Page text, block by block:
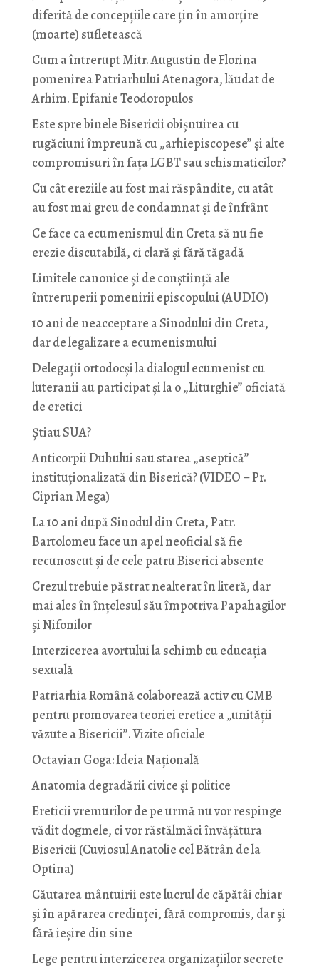
diferită de concepțiile care țin în amorțire
(moarte) sufletească
Cum a întrerupt Mitr. Augustin de Florina
pomenirea Patriarhului Atenagora, lăudat de
Arhim. Epifanie Teodoropulos
Este spre binele Bisericii obișnuirea cu
rugăciuni împreună cu „arhiepiscopese” și alte
compromisuri în fața LGBT sau schismaticilor?
Cu cât ereziile au fost mai răspândite, cu atât
au fost mai greu de condamnat și de înfrânt
Ce face ca ecumenismul din Creta să nu fie
erezie discutabilă, ci clară și fără tăgadă
Limitele canonice și de conștiință ale
întreruperii pomenirii episcopului (AUDIO)
10 ani de neacceptare a Sinodului din Creta,
dar de legalizare a ecumenismului
Delegații ortodocși la dialogul ecumenist cu
luteranii au participat și la o „Liturghie” oficiată
de eretici
Știau SUA?
Anticorpii Duhului sau starea „aseptică”
instituționalizată din Biserică? (VIDEO – Pr.
Ciprian Mega)
La 10 ani după Sinodul din Creta, Patr.
Bartolomeu face un apel neoficial să fie
recunoscut și de cele patru Biserici absente
Crezul trebuie păstrat nealterat în literă, dar
mai ales în înțelesul său împotriva Papahagilor
și Nifonilor
Interzicerea avortului la schimb cu educaţia
sexuală
Patriarhia Română colaborează activ cu CMB
pentru promovarea teoriei eretice a „unității
văzute a Bisericii”. Vizite oficiale
Octavian Goga: Ideia Naţională
Anatomia degradării civice și politice
Ereticii vremurilor de pe urmă nu vor respinge
vădit dogmele, ci vor răstălmăci învățătura
Bisericii (Cuviosul Anatolie cel Bătrân de la
Optina)
Căutarea mântuirii este lucrul de căpătâi chiar
și în apărarea credinței, fără compromis, dar și
fără ieșire din sine
Lege pentru interzicerea organizaţiilor secrete